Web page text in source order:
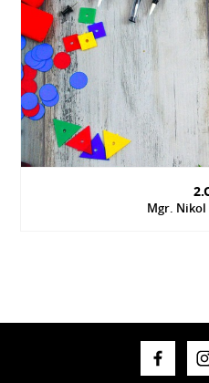
Mgr.